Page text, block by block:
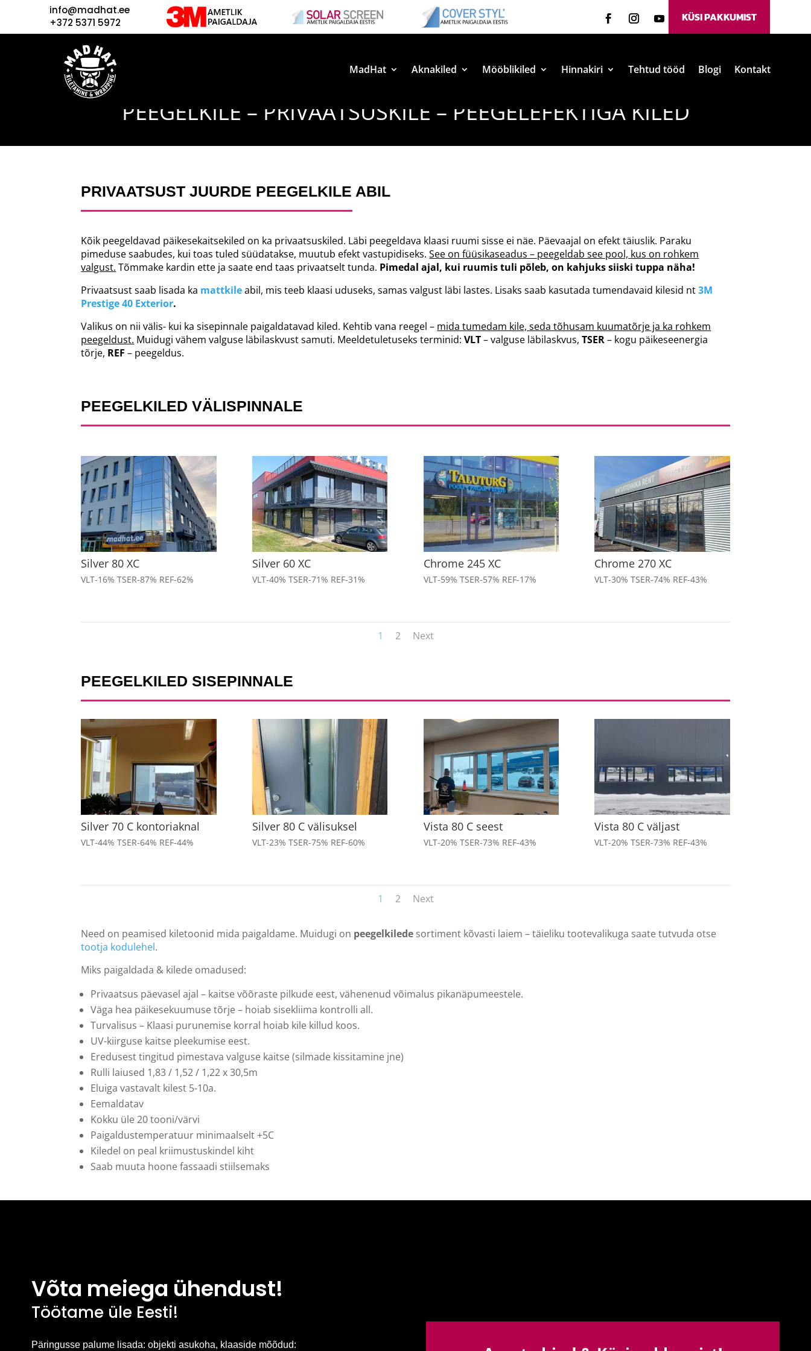
info@madhat.ee
+372 5371 5972
KÜSI PAKKUMIST
MadHat Aknakiled Mööblikiled Hinnakiri Tehtud tööd Blogi Kontakt
PEEGELKILE – PRIVAATSUSKILE – PEEGELEFEKTIGA KILED
PRIVAATSUST JUURDE PEEGELKILE ABIL
Kõik peegeldavad päikesekaitsekiled on ka privaatsuskiled. Läbi peegeldava klaasi ruumi sisse ei näe. Päevaajal on efekt täiuslik. Paraku
pimeduse saabudes, kui toas tuled süüdatakse, muutub efekt vastupidiseks.See on füüsikaseadus – peegeldab see pool, kus on rohkem
valgust. Tõmmake kardin ette ja saate end taas privaatselt tunda. Pimedal ajal, kui ruumis tuli põleb, on kahjuks siiski tuppa näha!
Privaatsust saab lisada ka mattkile abil, mis teeb klaasi uduseks, samas valgust läbi lastes. Lisaks saab kasutada tumendavaid kilesid nt3M
Prestige 40 Exterior.
Valikus on nii välis- kui ka sisepinnale paigaldatavad kiled. Kehtib vana reegel – mida tumedam kile, seda tõhusam kuumatõrje ja ka rohkem
peegeldust. Muidugi vähem valguse läbilaskvust samuti. Meeldetuletuseks terminid:VLT– valguse läbilaskvus,TSER– kogu päikeseenergia
tõrje, REF– peegeldus.
PEEGELKILED VÄLISPINNALE
Silver 80 XC
VLT-16% TSER-87% REF-62%
Silver 60 XC
VLT-40% TSER-71% REF-31%
Chrome 245 XC
VLT-59% TSER-57% REF-17%
Chrome 270 XC
VLT-30% TSER-74% REF-43%
1 2 Next
PEEGELKILED SISEPINNALE
Silver 70 C kontoriaknal
VLT-44% TSER-64% REF-44%
Silver 80 C välisuksel
VLT-23% TSER-75% REF-60%
Vista 80 C seest
VLT-20% TSER-73% REF-43%
Vista 80 C väljast
VLT-20% TSER-73% REF-43%
1 2 Next
Need on peamised kiletoonid mida paigaldame. Muidugi on peegelkilede sortiment kõvasti laiem – täieliku tootevalikuga saate tutvuda otse
tootja kodulehel.
Miks paigaldada & kilede omadused:
Privaatsus päevasel ajal – kaitse võõraste pilkude eest, vähenenud võimalus pikanäpumeestele.
Väga hea päikesekuumuse tõrje – hoiab sisekliima kontrolli all.
Turvalisus – Klaasi purunemise korral hoiab kile killud koos.
UV-kiirguse kaitse pleekumise eest.
Eredusest tingitud pimestava valguse kaitse (silmade kissitamine jne)
Rulli laiused 1,83 / 1,52 / 1,22 x 30,5m
Eluiga vastavalt kilest 5-10a.
Eemaldatav
Kokku üle 20 tooni/värvi
Paigaldustemperatuur minimaalselt +5C
Kiledel on peal kriimustuskindel kiht
Saab muuta hoone fassaadi stiilsemaks
Võta meiega ühendust!
Töötame üle Eesti!
Päringusse palume lisada: objekti asukoha, klaaside mõõdud: